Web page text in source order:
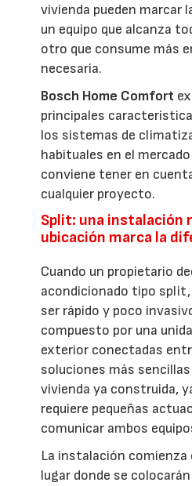
vivienda pueden marcar
un equipo que alcanza
otro que consume más
necesaria.
Bosch Home Comfort
principales
los sistemas de
habituales en el
conviene tener en
cualquier proyecto.
Split: una instalación
ubicación marca la
Cuando un propietario
acondicionado tipo split,
ser rápido y poco
compuesto por una
exterior conectadas
soluciones más
vivienda ya construida,
requiere pequeñas
comunicar ambos
La instalación comienza
lugar donde se